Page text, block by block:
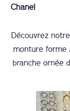
Chanel
Découvrez
monture forme
branche ornée